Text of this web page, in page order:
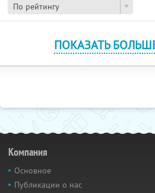
По рейтингу
ПОКАЗАТЬ
Компания
Основное
Публикации о нас